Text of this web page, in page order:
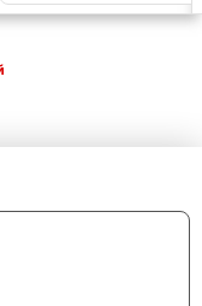
служба, Службы до...